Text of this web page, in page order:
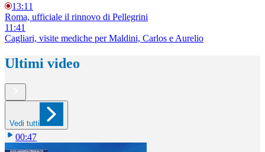
13:11
Roma, ufficiale il rinnovo di Pellegrini
11:41
Cagliari, visite mediche per Maldini, Carlos e Aurelio
Ultimi video
Vedi tutti
00:47